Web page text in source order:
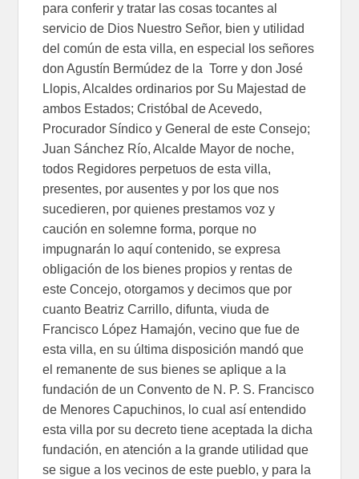
para conferir y tratar las cosas tocantes al
servicio de Dios Nuestro Señor, bien y utilidad
del común de esta villa, en especial los señores
don Agustín Bermúdez de la Torre y don José
Llopis, Alcaldes ordinarios por Su Majestad de
ambos Estados; Cristóbal de Acevedo,
Procurador Síndico y General de este Consejo;
Juan Sánchez Río, Alcalde Mayor de noche,
todos Regidores perpetuos de esta villa,
presentes, por ausentes y por los que nos
sucedieren, por quienes prestamos voz y
caución en solemne forma, porque no
impugnarán lo aquí contenido, se expresa
obligación de los bienes propios y rentas de
este Concejo, otorgamos y decimos que por
cuanto Beatriz Carrillo, difunta, viuda de
Francisco López Hamajón, vecino que fue de
esta villa, en su última disposición mandó que
el remanente de sus bienes se aplique a la
fundación de un Convento de N. P. S. Francisco
de Menores Capuchinos, lo cual así entendido
esta villa por su decreto tiene aceptada la dicha
fundación, en atención a la grande utilidad que
se sigue a los vecinos de este pueblo, y para la